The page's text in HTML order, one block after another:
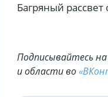
Багряный
Подписывайтесь на
и области во